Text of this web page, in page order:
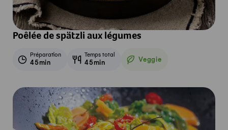
Poêlée de spätzli aux légumes
Préparation
45min
Temps total
45min Veggie
Veggie